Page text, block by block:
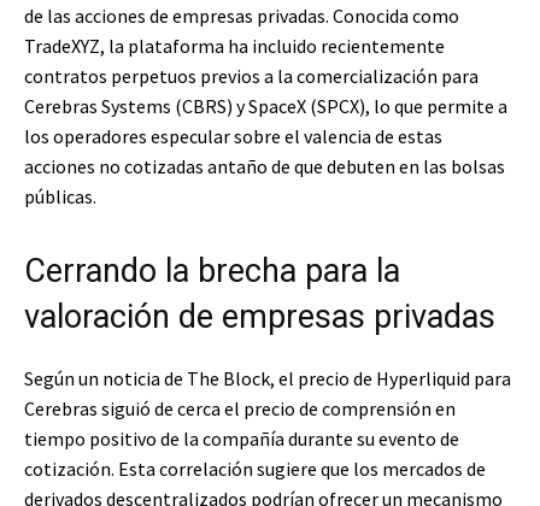
de las acciones de empresas privadas. Conocida como
TradeXYZ, la plataforma ha incluido recientemente
contratos perpetuos previos a la comercialización para
Cerebras Systems (CBRS) y SpaceX (SPCX), lo que permite a
los operadores especular sobre el valencia de estas
acciones no cotizadas antaño de que debuten en las bolsas
públicas.
Cerrando la brecha para la
valoración de empresas privadas
Según un noticia de The Block, el precio de Hyperliquid para
Cerebras siguió de cerca el precio de comprensión en
tiempo positivo de la compañía durante su evento de
cotización. Esta correlación sugiere que los mercados de
derivados descentralizados podrían ofrecer un mecanismo